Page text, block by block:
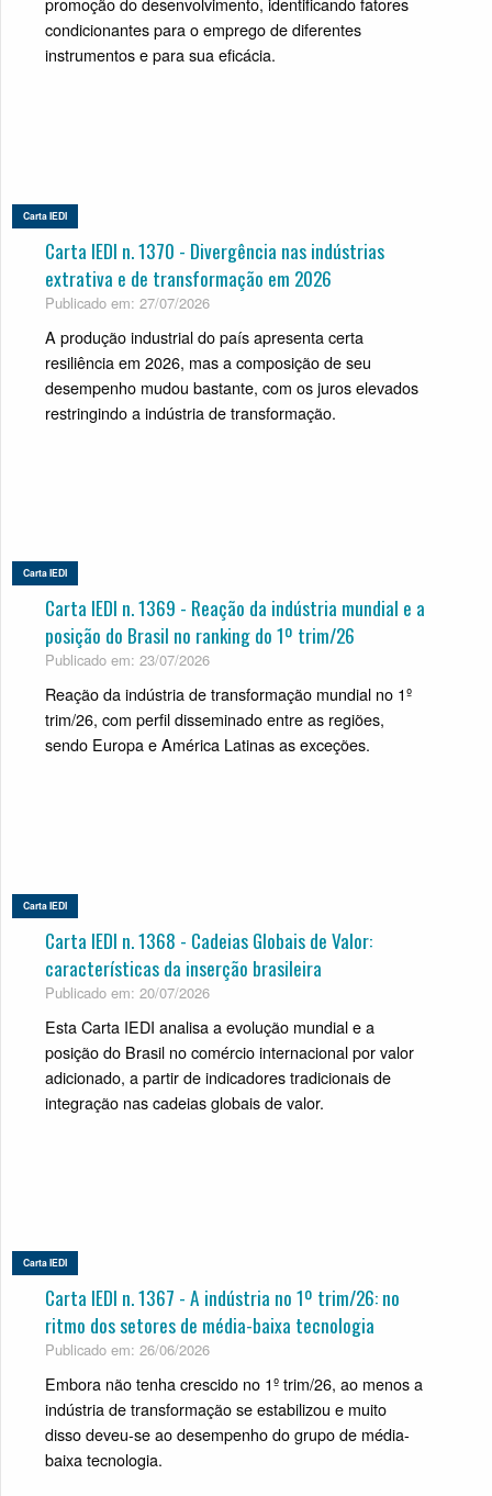
condicionantes para o emprego de diferentes
instrumentos e para sua eficácia.
Carta IEDI
Carta IEDI n. 1370 - Divergência nas indústrias
extrativa e de transformação em 2026
Publicado em: 27/07/2026
A produção industrial do país apresenta certa
resiliência em 2026, mas a composição de seu
desempenho mudou bastante, com os juros elevados
restringindo a indústria de transformação.
Carta IEDI
Carta IEDI n. 1369 - Reação da indústria mundial e a
posição do Brasil no ranking do 1º trim/26
Publicado em: 23/07/2026
Reação da indústria de transformação mundial no 1º
trim/26, com perfil disseminado entre as regiões,
sendo Europa e América Latinas as exceções.
Carta IEDI
Carta IEDI n. 1368 - Cadeias Globais de Valor:
características da inserção brasileira
Publicado em: 20/07/2026
Esta Carta IEDI analisa a evolução mundial e a
posição do Brasil no comércio internacional por valor
adicionado, a partir de indicadores tradicionais de
integração nas cadeias globais de valor.
Carta IEDI
Carta IEDI n. 1367 - A indústria no 1º trim/26: no
ritmo dos setores de média-baixa tecnologia
Publicado em: 26/06/2026
Embora não tenha crescido no 1º trim/26, ao menos a
indústria de transformação se estabilizou e muito
disso deveu-se ao desempenho do grupo de média-
baixa tecnologia.